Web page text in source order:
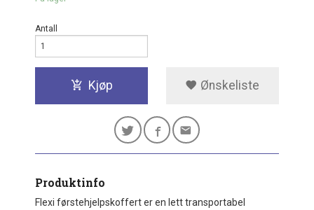
Antall
Kjøp Ønskeliste
Produktinfo
Flexi førstehjelpskoffert er en lett transportabel